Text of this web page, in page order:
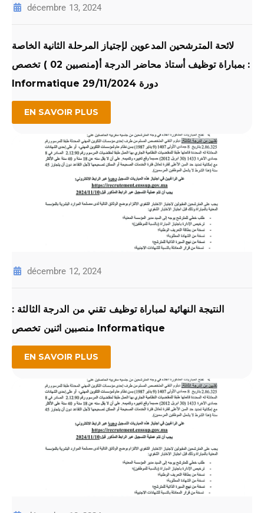
décembre 13, 2024
لائحة المترشحين المدعوين لإجتياز المرحلة الثانية الخاصة
بمباراة توظيف أستاذ محاضر الدرجة أ(منصبين 02 ) تخصص :
Informatique دورة 29/11/2024
EN SAVOIR PLUS
décembre 12, 2024
النتيجة النهائية لمباراة توظيف تقني من الدرجة الثالثة :
منصبين اثنين تخصص Informatique
EN SAVOIR PLUS